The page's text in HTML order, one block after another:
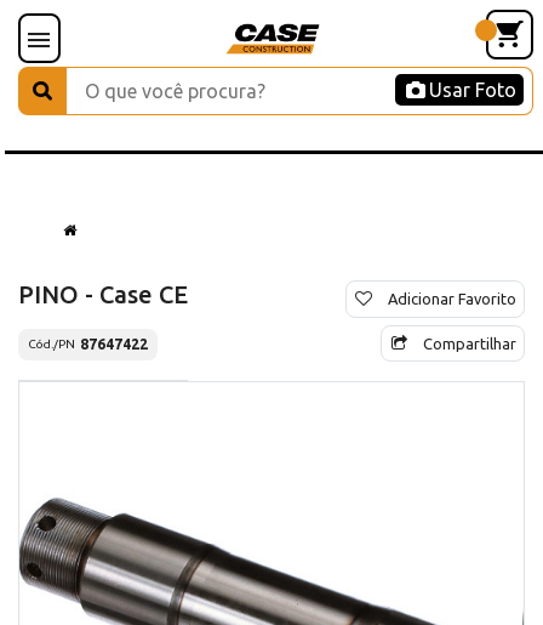
Usar Foto
PINO - Case CE
Cód./PN 87647422
Adicionar Favorito
Compartilhar